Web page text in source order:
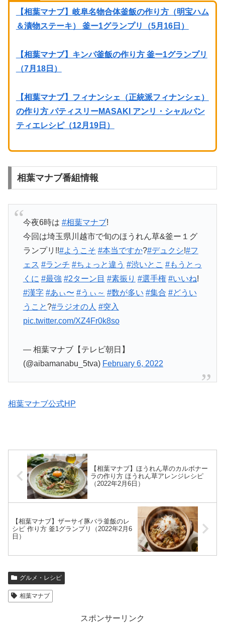
【相葉マナブ】岐阜名物合体釜飯の作り方（明宝ハム
＆漬物ステーキ） 釜ー1グランプリ（5月16日）
【相葉マナブ】キンパ釜飯の作り方 釜ー1グランプリ
（7月18日）
【相葉マナブ】フィナンシェ（正統派フィナンシェ）
の作り方 パティスリーMASAKI アンリ・シャルパン
ティエレシピ（12月19日）
相葉マナブ番組情報
今夜6時は #相葉マナブ!
今回は埼玉県川越市で旬のほうれん草&釜ー１グ
ランプリ!!#ようこそ #本当ですか?#デュクシ!#フ
ェス #ランチ #ちょっと違う #渋いとこ #もうとっ
くに #最強 #2ターン目 #素振り #選手権 #いいね!
#漢字 #あぃ〜 #うぃ～ #数が多い #集合 #どうい
うこと?#ラジオの人 #突入
pic.twitter.com/XZ4Fr0k8so
— 相葉マナブ【テレビ朝日】
(@aibamanabu_5tva) February 6, 2022
相葉マナブ公式HP
【相葉マナブ】ほうれん草のカルボナー
ラの作り方 ほうれん草アレンジレシピ
（2022年2月6日）
【相葉マナブ】ザーサイ豚バラ釜飯のレ
シピ 作り方 釜1グランプリ（2022年2月6
日）
グルメ・レシピ
相葉マナブ
スポンサーリンク